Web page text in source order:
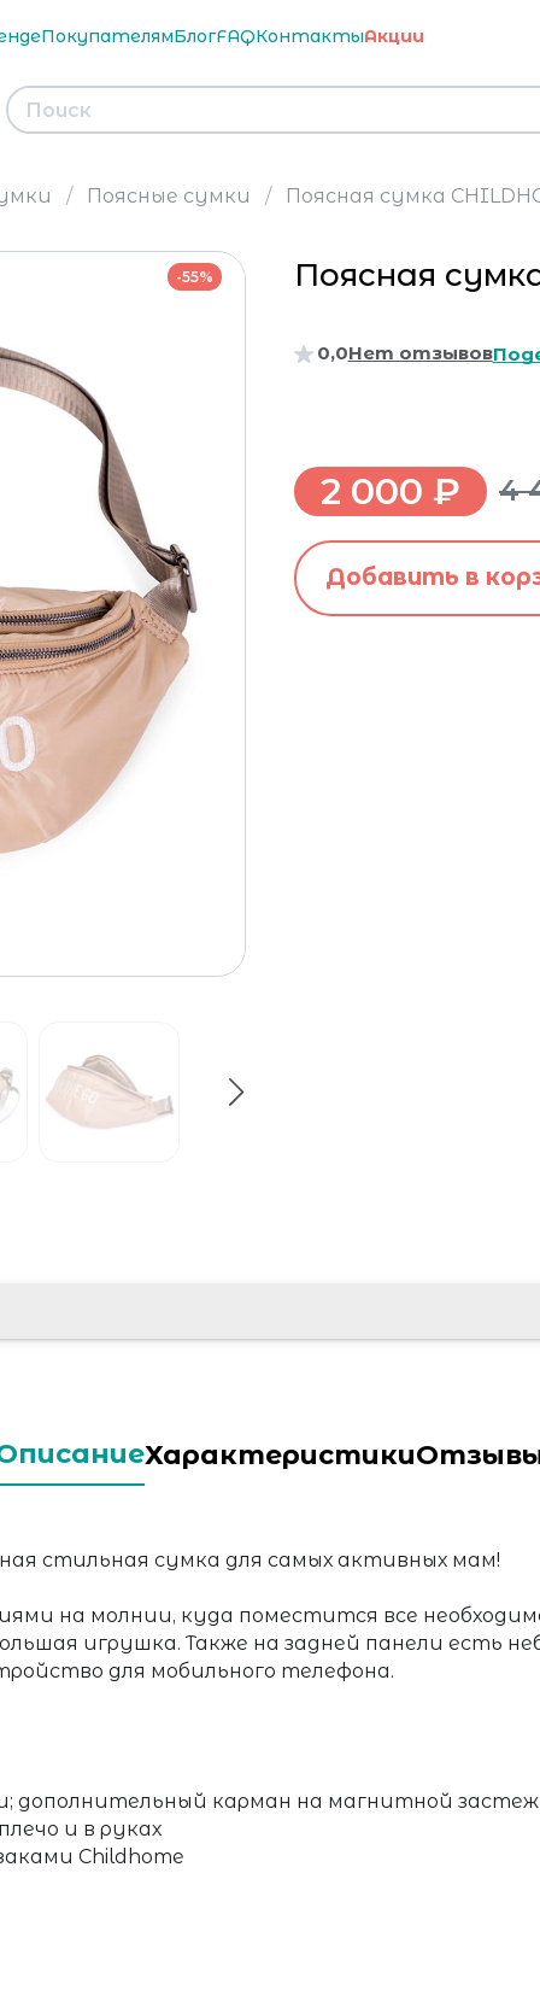
ПокупателямБлогFAQКонтактыАкции
Поясные сумки Поясная сумка
-55% Поясная
0,0Нет отзывов
2 000 ₽ 4
Добавить в
Характеристики
стильная сумка для самых активных мам!
на молнии, куда поместится все
игрушка. Также на задней панели есть
для мобильного телефона.
дополнительный карман на магнитной
и в руках
Childhome